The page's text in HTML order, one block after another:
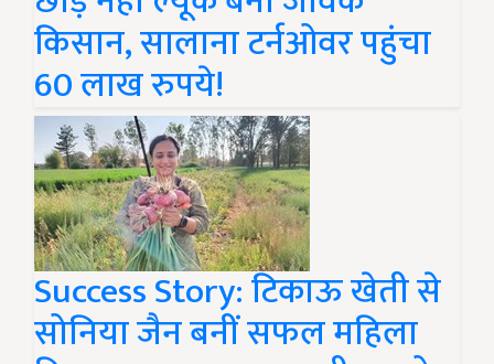
किसान, सालाना टर्नओवर पहुंचा
60 लाख रुपये!
Success Story: टिकाऊ खेती से
सोनिया जैन बनीं सफल महिला